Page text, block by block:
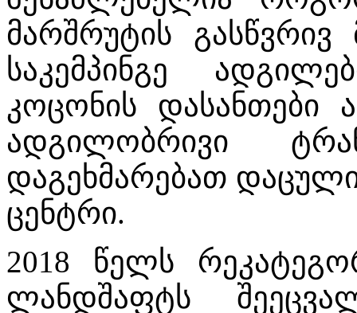
მარშრუტის
საკემპინგე
კოცონის დასანთები
ადგილობრივი
დაგეხმარებათ
ცენტრი.
2018 წელს
ლანდშაფტს